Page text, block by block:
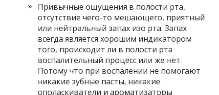
Привычные ощущения в полости рта,
отсутствие чего-то мешающего, приятный
или нейтральный запах изо рта. Запах
всегда является хорошим индикатором
того, происходит ли в полости рта
воспалительный процесс или же нет.
Потому что при воспалении не помогают
никакие зубные пасты, никакие
ополаскиватели и ароматизаторы